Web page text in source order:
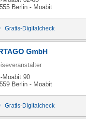
Berlin - Moabit
Gratis-Digitalcheck
GmbH
Moabit 90
Berlin - Moabit
Gratis-Digitalcheck